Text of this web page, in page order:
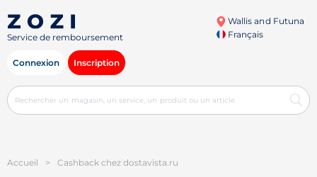
Service de remboursement
Wallis and Futuna
Français
Connexion Inscription
Accueil > Cashback chez dostavista.ru